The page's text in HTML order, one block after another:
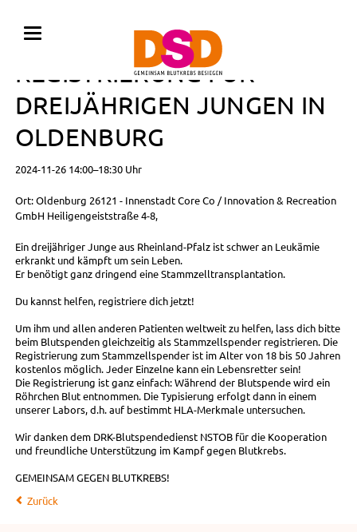
BLUTSPENDE MIT
REGISTRIERUNG FÜR
DREIJÄHRIGEN JUNGEN IN
OLDENBURG
2024-11-26 14:00–18:30 Uhr
Ort: Oldenburg 26121 - Innenstadt Core Co / Innovation & Recreation
GmbH Heiligengeiststraße 4-8,
Ein dreijähriger Junge aus Rheinland-Pfalz ist schwer an Leukämie
erkrankt und kämpft um sein Leben.
Er benötigt ganz dringend eine Stammzelltransplantation.
Du kannst helfen, registriere dich jetzt!
Um ihm und allen anderen Patienten weltweit zu helfen, lass dich bitte
beim Blutspenden gleichzeitig als Stammzellspender registrieren. Die
Registrierung zum Stammzellspender ist im Alter von 18 bis 50 Jahren
kostenlos möglich. Jeder Einzelne kann ein Lebensretter sein!
Die Registrierung ist ganz einfach: Während der Blutspende wird ein
Röhrchen Blut entnommen. Die Typisierung erfolgt dann in einem
unserer Labors, d.h. auf bestimmt HLA-Merkmale untersuchen.
Wir danken dem DRK-Blutspendedienst NSTOB für die Kooperation
und freundliche Unterstützung im Kampf gegen Blutkrebs.
GEMEINSAM GEGEN BLUTKREBS!
Zurück